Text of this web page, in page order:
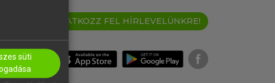
IRATKOZZ FEL HÍRLEVELÜNKRE!
süti